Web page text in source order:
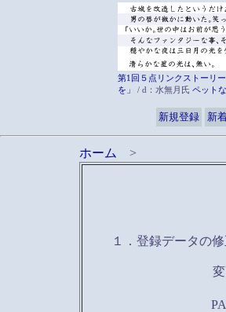
第1回５点リンクストーリ
を」
/ d：水無月氏 ペット
新規登録 新
ホーム >
１．登録データの